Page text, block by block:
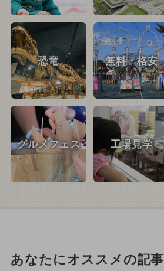
恐竜 無料・格安
グルメフェス 工場見学
あなたにオススメの記事